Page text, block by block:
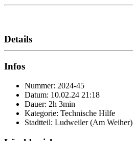
Details
Infos
Nummer: 2024-45
Datum: 10.02.24 21:18
Dauer: 2h 3min
Kategorie: Technische Hilfe
Stadtteil: Ludweiler (Am Weiher)